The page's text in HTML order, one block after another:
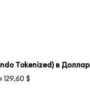
Tokenized) в Доллар
129,60 $